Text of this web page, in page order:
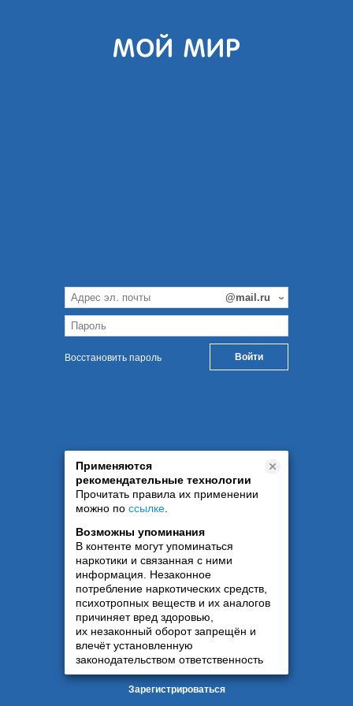
Восстановить пароль
Применяются
рекомендательные технологии
Прочитать правила их применении
можно по ссылке
Возможны упоминания
В контенте могут упоминаться
наркотики и связанная с ними
информация. Незаконное
потребление наркотических средств,
психотропных веществ и их аналогов
причиняет вред здоровью,
их незаконный оборот запрещён и
влечёт установленную
законодательством ответственность
Зарегистрироваться